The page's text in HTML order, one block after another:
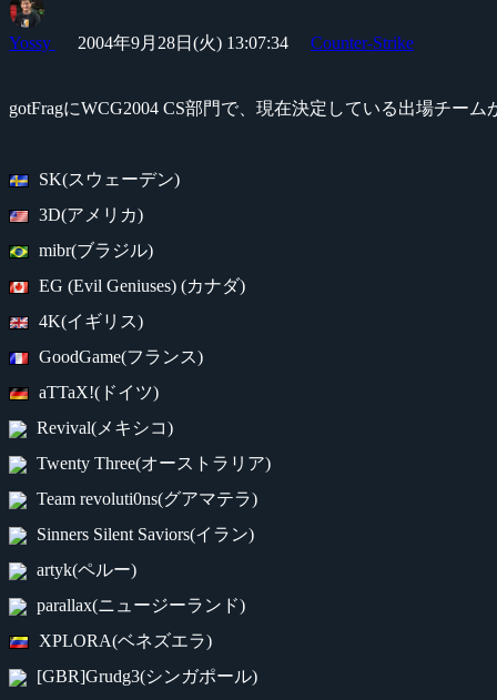
Yossy 2004年9月28日(火) 13:07:34 Counter-Strike
gotFragにWCG2004 CS部門で、現在決定している出場チーム
SK(スウェーデン)
3D(アメリカ)
mibr(ブラジル)
EG (Evil Geniuses) (カナダ)
4K(イギリス)
GoodGame(フランス)
aTTaX!(ドイツ)
Revival(メキシコ)
Twenty Three(オーストラリア)
Team revoluti0ns(グアマテラ)
Sinners Silent Saviors(イラン)
artyk(ペルー)
parallax(ニュージーランド)
XPLORA(ベネズエラ)
[GBR]Grudg3(シンガポール)